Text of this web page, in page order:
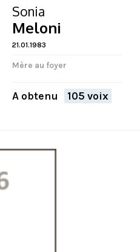
Sonia
Meloni
21.01.1983
Mère au foyer
A obtenu 105 voix